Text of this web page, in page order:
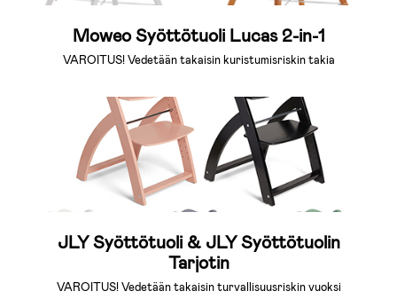
Moweo Syöttötuoli Lucas 2-in-1
VAROITUS! Vedetään takaisin kuristumisriskin takia
JLY Syöttötuoli & JLY Syöttötuolin
Tarjotin
VAROITUS! Vedetään takaisin turvallisuusriskin vuoksi